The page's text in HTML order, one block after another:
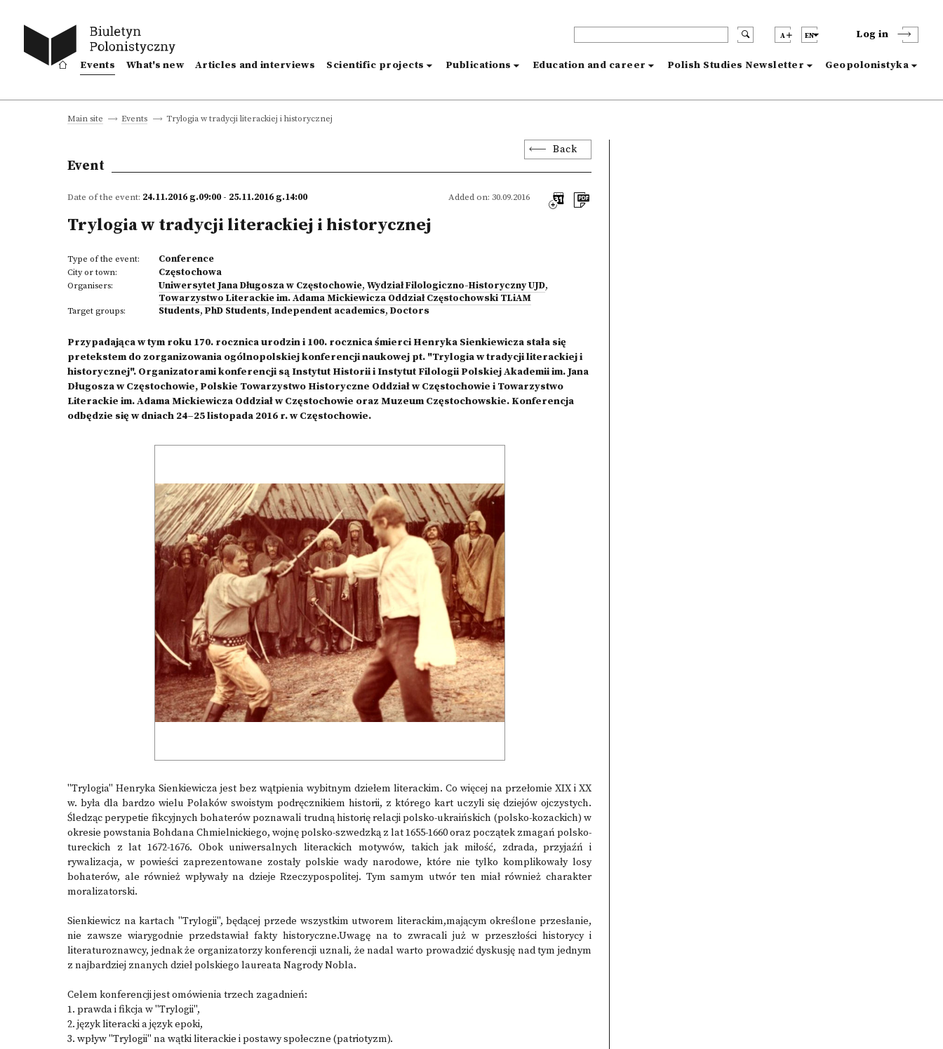
A EN Log in
Events What's new Articles and interviews Scientific projects Publications Education and career Polish Studies Newsletter Geopolonistyka
Main site Events Trylogia w tradycji literackiej i historycznej
Back
Event
Date of the event: 24.11.2016 g.09:00 - 25.11.2016 g.14:00 Added on: 30.09.2016
Trylogia w tradycji literackiej i historycznej
Type of the event: Conference
City or town: Częstochowa
Organisers: Uniwersytet Jana Długosza w Częstochowie, Wydział Filologiczno-Historyczny UJD,
Towarzystwo Literackie im. Adama Mickiewicza Oddział Częstochowski TLiAM
Target groups: Students, PhD Students, Independent academics, Doctors
Przypadająca w tym roku 170. rocznica urodzin i 100. rocznica śmierci Henryka Sienkiewicza stała się
pretekstem do zorganizowania ogólnopolskiej konferencji naukowej pt. "Trylogia w tradycji literackiej i
historycznej". Organizatorami konferencji są Instytut Historii i Instytut Filologii Polskiej Akademii im. Jana
Długosza w Częstochowie, Polskie Towarzystwo Historyczne Oddział w Częstochowie i Towarzystwo
Literackie im. Adama Mickiewicza Oddział w Częstochowie oraz Muzeum Częstochowskie. Konferencja
odbędzie się w dniach 24–25 listopada 2016 r. w Częstochowie.
"Trylogia" Henryka Sienkiewicza jest bez wątpienia wybitnym dziełem literackim. Co więcej na przełomie XIX i XX
w. była dla bardzo wielu Polaków swoistym podręcznikiem historii, z którego kart uczyli się dziejów ojczystych.
Śledząc perypetie fikcyjnych bohaterów poznawali trudną historię relacji polsko-ukraińskich (polsko-kozackich) w
okresie powstania Bohdana Chmielnickiego, wojnę polsko-szwedzką z lat 1655-1660 oraz początek zmagań polsko-
tureckich z lat 1672-1676. Obok uniwersalnych literackich motywów, takich jak miłość, zdrada, przyjaźń i
rywalizacja, w powieści zaprezentowane zostały polskie wady narodowe, które nie tylko komplikowały losy
bohaterów, ale również wpływały na dzieje Rzeczypospolitej. Tym samym utwór ten miał również charakter
moralizatorski.
Sienkiewicz na kartach "Trylogii", będącej przede wszystkim utworem literackim,mającym określone przesłanie,
nie zawsze wiarygodnie przedstawiał fakty historyczne.Uwagę na to zwracali już w przeszłości historycy i
literaturoznawcy, jednak że organizatorzy konferencji uznali, że nadal warto prowadzić dyskusję nad tym jednym
z najbardziej znanych dzieł polskiego laureata Nagrody Nobla.
Celem konferencji jest omówienia trzech zagadnień:
1. prawda i fikcja w "Trylogii",
2. język literacki a język epoki,
3. wpływ "Trylogii" na wątki literackie i postawy społeczne (patriotyzm).